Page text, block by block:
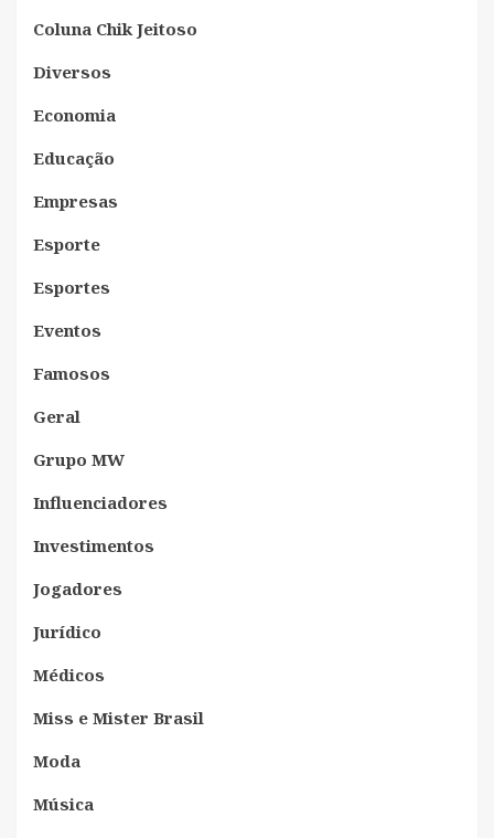
Coluna Chik Jeitoso
Diversos
Economia
Educação
Empresas
Esporte
Esportes
Eventos
Famosos
Geral
Grupo MW
Influenciadores
Investimentos
Jogadores
Jurídico
Médicos
Miss e Mister Brasil
Moda
Música